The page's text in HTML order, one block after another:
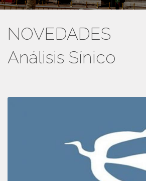
NOVEDADES
Análisis Sínico